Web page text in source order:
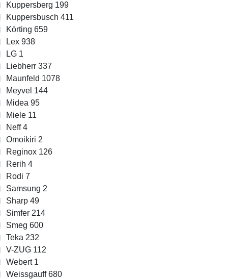
Kuppersberg 199
Kuppersbusch 411
Körting 659
Lex 938
LG 1
Liebherr 337
Maunfeld 1078
Meyvel 144
Midea 95
Miele 11
Neff4
Omoikiri 2
Reginox 126
Rerih 4
Rodi 7
Samsung 2
Sharp 49
Simfer 214
Smeg 600
Teka 232
V-ZUG 112
Webert 1
Weissgauff680